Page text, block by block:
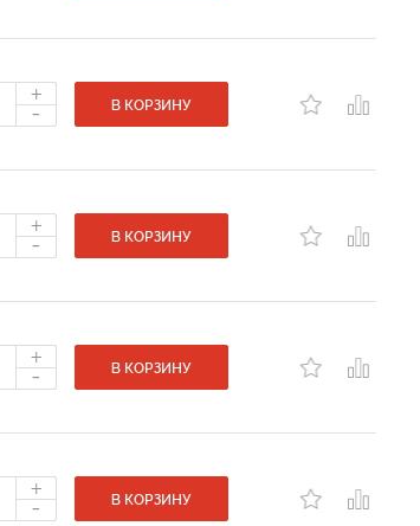
+
- В КОРЗИНУ
+
- В КОРЗИНУ
+
- В КОРЗИНУ
+
- В КОРЗИНУ